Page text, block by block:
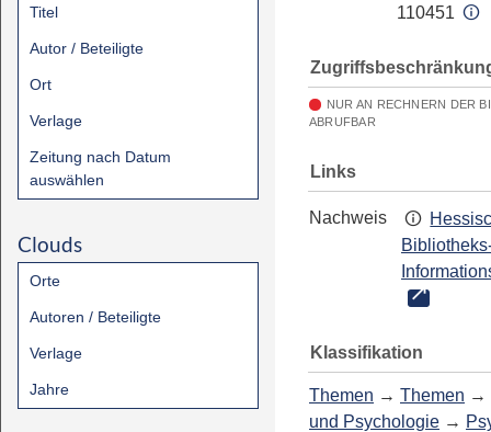
Titel
Autor / Beteiligte
Ort
Verlage
Zeitung nach Datum
auswählen
Clouds
Orte
Autoren / Beteiligte
Verlage
Jahre
110451
NUR AN RECHNERN DER
ABRUFBAR
Links
Nachweis
Klassifikation
Themen → Themen →
und Psychologie →